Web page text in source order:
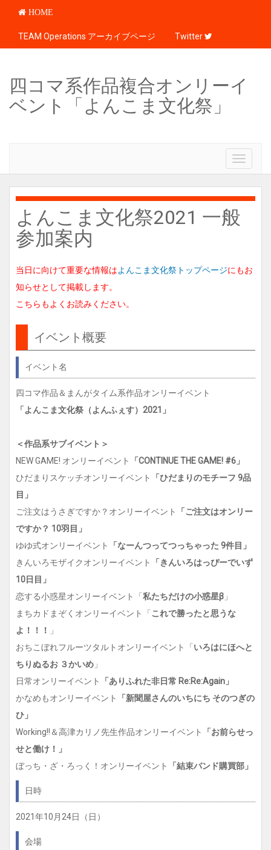
HOME
TEAM Operations アーカイブページ Twitter
四コマ系作品複合オンリーイ
ベント「よんこま文化祭」
T
o
g
i
よんこま文化祭2021 一般
参加案内
当日に向けて重要な情報はよんこま文化祭トップページにもお
知らせとして掲載します。
こちらもよくお読みください。
イベント概要
イベント名
四コマ作品＆まんがタイム系作品オンリーイベント
「よんこま文化祭（よんふぇす）2021」
＜作品系サブイベント＞
NEW GAME! オンリーイベント
「CONTINUE THE GAME! #6」
ひだまりスケッチオンリーイベント
「ひだまりのモチーフ 9品
目」
ご注文はうさぎですか？オンリーイベント
「ご注文はオンリー
ですか？ 10羽目」
ゆゆ式オンリーイベント
「なーんつってつっちゃった 9件目」
きんいろモザイクオンリーイベント
「きんいろはっぴーでいず
10日目」
恋する小惑星オンリーイベント「 私たちだけの小惑星β 」
まちカドまぞくオンリーイベント「 これで勝ったと思うな
よ！！！
」
おちこぼれフルーツタルトオンリーイベント「 いろはにほへと
ちりぬるお ３かいめ 」
日常オンリーイベント
「 ありふれた非日常 Re:Re:Again 」
かなめもオンリーイベント
「新聞屋さんのいちにち そのつぎの
ひ 」
Working!!＆高津カリノ先生作品オンリーイベント
「お前らせっ
せと働け！
」
ぼっち・ざ・ろっく！オンリーイベント
「結束バンド購買部 」
日時
2021年10月24日（日）
会場